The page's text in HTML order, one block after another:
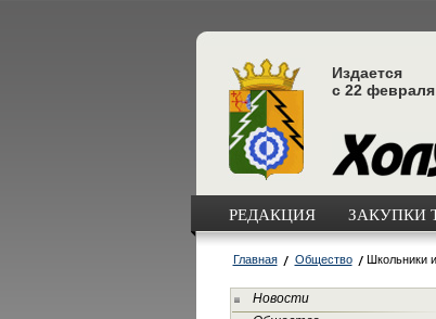
Издается
с 22 февраля
РЕДАКЦИЯ ЗАКУПКИ
Главная Общество Школьники
Новости